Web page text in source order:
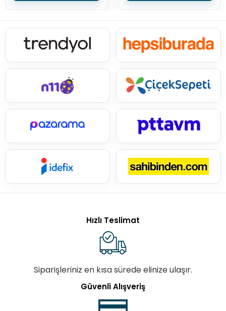
Hızlı Teslimat
Siparişleriniz en kısa sürede elinize ulaşır.
Güvenli Alışveriş